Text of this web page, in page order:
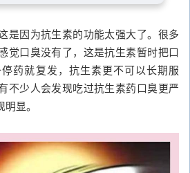
是因为抗生素的功能太强大了。很多
觉口臭没有了，这是抗生素暂时把口
药就复发，抗生素更不可以长期服
不少人会发现吃过抗生素药口臭更严
显。